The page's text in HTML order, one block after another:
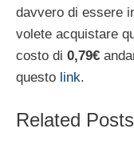
davvero di essere
volete acquistare
costo di 0,79€
questo link.
Related